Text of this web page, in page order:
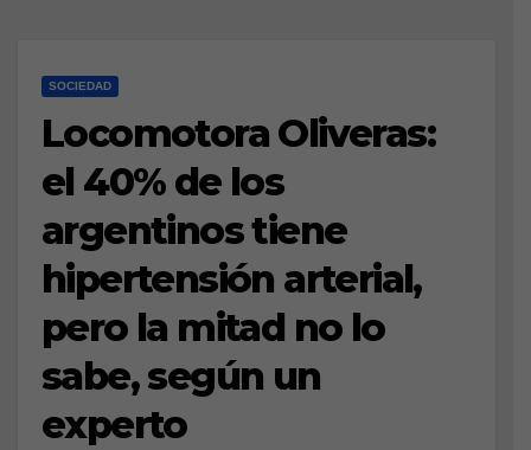
SOCIEDAD
Locomotora Oliveras:
el 40% de los
argentinos tiene
hipertensión arterial,
pero la mitad no lo
sabe, según un
experto